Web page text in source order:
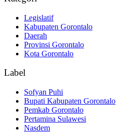
Legislatif
Kabupaten Gorontalo
Daerah
Provinsi Gorontalo
Kota Gorontalo
Label
Sofyan Puhi
Bupati Kabupaten Gorontalo
Pemkab Gorontalo
Pertamina Sulawesi
Nasdem